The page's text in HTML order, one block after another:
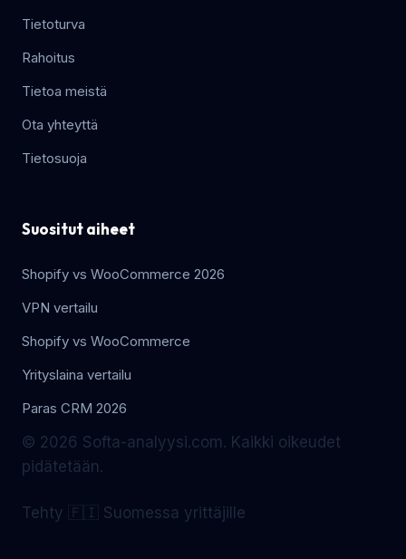
Tietoturva
Rahoitus
Tietoa meistä
Ota yhteyttä
Tietosuoja
Suositut aiheet
Shopify vs WooCommerce 2026
VPN vertailu
Shopify vs WooCommerce
Yrityslaina vertailu
Paras CRM 2026
© 2026 Softa-analyysi.com. Kaikki oikeudet
pidätetään.
Tehty 🇫🇮 Suomessa yrittäjille